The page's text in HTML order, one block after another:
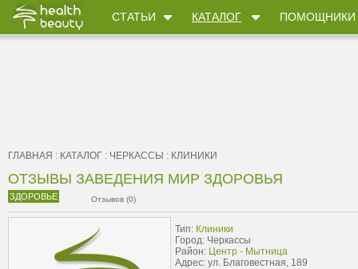
СТАТЬИ КАТАЛОГ ПОМОЩНИКИ
ГЛАВНАЯ : КАТАЛОГ : ЧЕРКАССЫ : КЛИНИКИ
ОТЗЫВЫ ЗАВЕДЕНИЯ МИР ЗДОРОВЬЯ
ЗДОРОВЬЕ Отзывов (0)
Тип: Клиники
Город: Черкассы
Район: Центр - Мытница
Адрес: ул. Благовестная, 189